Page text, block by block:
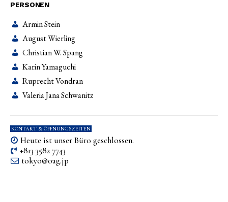
PERSONEN
Armin Stein
August Wierling
Christian W. Spang
Karin Yamaguchi
Ruprecht Vondran
Valeria Jana Schwanitz
KONTAKT & ÖFFNUNGSZEITEN
Heute ist unser Büro geschlossen.
+813 3582 7743
tokyo­@­oag­.­jp